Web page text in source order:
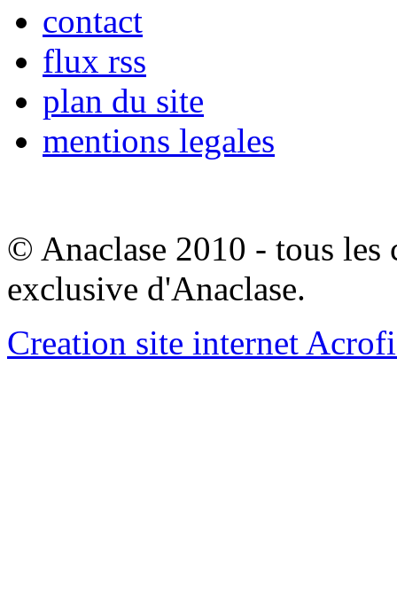
contact
flux rss
plan du site
mentions legales
© Anaclase 2010 - tous les
exclusive d'Anaclase.
Creation site internet